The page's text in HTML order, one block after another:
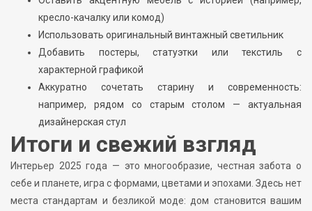
кресло-качалку или комод)
Использовать оригинальный винтажный светильник
Добавить постеры, статуэтки или текстиль с
характерной графикой
Аккуратно сочетать старину и современность:
например, рядом со старым столом — актуальная
дизайнерская стул
Итоги и свежий взгляд
Интерьер 2025 года — это многообразие, честная забота о
себе и планете, игра с формами, цветами и эпохами. Здесь нет
места стандартам и безликой моде: дом становится вашим